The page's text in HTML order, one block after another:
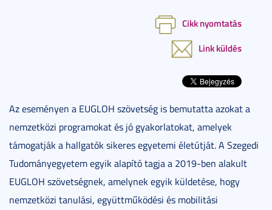
Cikk nyomtatás
Link küldés
Az eseményen a EUGLOH szövetség is bemutatta azokat a
nemzetközi programokat és jó gyakorlatokat, amelyek
támogatják a hallgatók sikeres egyetemi életútját. A Szegedi
Tudományegyetem egyik alapító tagja a 2019-ben alakult
EUGLOH szövetségnek, amelynek egyik küldetése, hogy
nemzetközi tanulási, együttműködési és mobilitási